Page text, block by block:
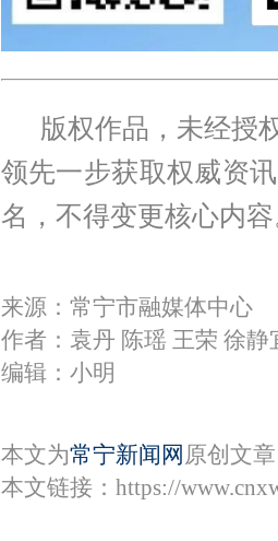
版权作品，未经授
领先一步获取权威资
名，不得变更核心内
来源：常宁市融媒体中心
作者：袁丹 陈瑶 王荣 徐静
编辑：小明
本文为常宁新闻网 原创文
本文链接： https://